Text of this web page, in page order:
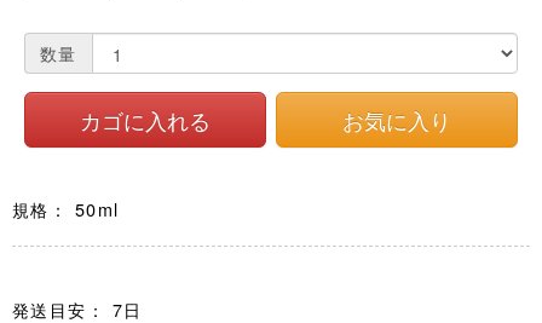
数量
規格： 50ml
発送目安： 7日